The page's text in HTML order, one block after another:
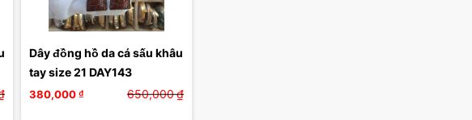
Dây đồng hồ da cá sấu khâu
tay size 21 DAY143
380,000 ₫ 650,000₫